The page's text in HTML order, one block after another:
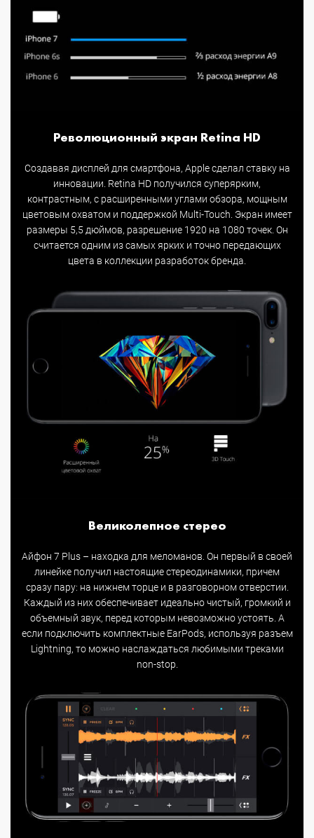
Революционный экран Retina HD
Создавая дисплей для смартфона, Apple сделал ставку на
инновации. Retina HD получился суперярким,
контрастным, с расширенными углами обзора, мощным
цветовым охватом и поддержкой Multi-Touch. Экран имеет
размеры 5,5 дюймов, разрешение 1920 на 1080 точек. Он
считается одним из самых ярких и точно передающих
цвета в коллекции разработок бренда.
Великолепное стерео
Айфон 7 Plus – находка для меломанов. Он первый в своей
линейке получил настоящие стереодинамики, причем
сразу пару: на нижнем торце и в разговорном отверстии.
Каждый из них обеспечивает идеально чистый, громкий и
объемный звук, перед которым невозможно устоять. А
если подключить комплектные EarPods, используя разъем
Lightning, то можно наслаждаться любимыми треками
non-stop.